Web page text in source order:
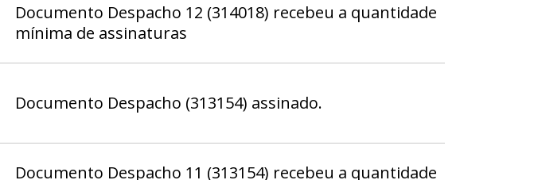
Documento Despacho 12 (314018) recebeu a quantidade
mínima de assinaturas
Documento Despacho (313154) assinado.
Documento Despacho 11 (313154) recebeu a quantidade